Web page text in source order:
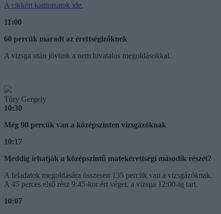
A cikkért kattintsatok ide.
11:00
60 percük maradt az érettségizőknek
A vizsga után jövünk a nem hivatalos megoldásokkal.
Túry Gergely
10:30
Még 90 percük van a középszinten vizsgázóknak
10:17
Meddig írhatják a középszintű matekérettségi második részét?
A feladatok megoldására összesen 135 percük van a vizsgázóknak.
A 45 perces első rész 9:45-kor ért véget, a vizsga 12:00-ig tart.
10:07